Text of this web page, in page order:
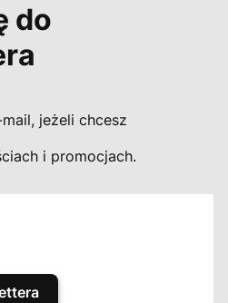
do
jeżeli chcesz
i promocjach.